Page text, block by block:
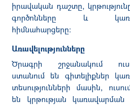
իրավական դաշտը,
գործոնները
և
հիմնահարցերը։
Առավելությունները
Ծրագրի
շրջանակում
ստանում են գիտելիքներ
տեսությունների
մասին,
են
կրթության կառավարման